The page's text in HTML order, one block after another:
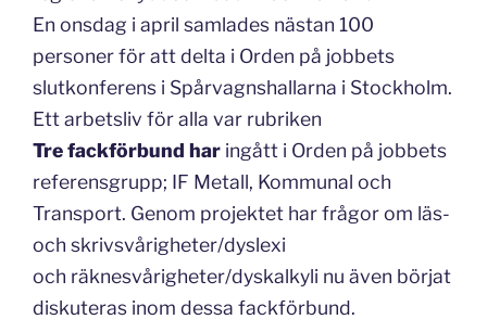
En onsdag i april samlades nästan 100
personer för att delta i Orden på jobbets
slutkonferens i Spårvagnshallarna i Stockholm.
Ett arbetsliv för alla var rubriken
Tre fackförbund har ingått i Orden på jobbets
referensgrupp; IF Metall, Kommunal och
Transport. Genom projektet har frågor om läs-
och skrivsvårigheter/dyslexi
och räknesvårigheter/dyskalkyli nu även börjat
diskuteras inom dessa fackförbund.